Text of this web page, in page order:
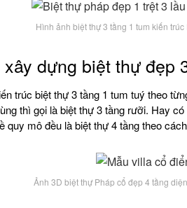
Hình ảnh biệt thự 3 tầng 1 tum kiến
dựng biệt thự đẹp
trúc biệt thự 3 tầng 1 tum tuý theo
thì gọi là biệt thự 3 tầng rưỡi. Hay
quy mô đều là biệt thự 4 tầng theo
Ảnh 3D biệt thự Pháp cổ đẹp 4 tầng